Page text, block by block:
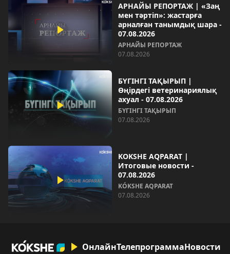
АРНАЙЫ РЕПОРТАЖ | «Заң
мен тәртіп»: жастарға
арналған танымдық шара -
07.08.2026
АРНАЙЫ РЕПОРТАЖ
07.08.2026
БҮГІНГІ ТАҚЫРЫП |
Өңірдегі ветеринариялық
ахуал - 07.08.2026
БҮГІНГІ ТАҚЫРЫП
07.08.2026
KOKSHE AQPARAT |
Итоговые новости -
07.08.2026
KÓKSHE AQPARAT
07.08.2026
ОнлайнТелепрограммаНовости